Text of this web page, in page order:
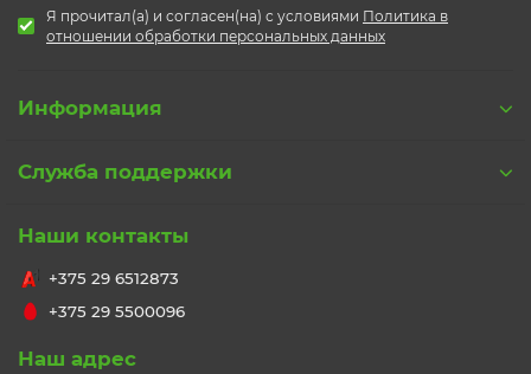
Я прочитал(а) и согласен(на) с условиями Политика в
отношении обработки персональных данных
Информация
Служба поддержки
Наши контакты
+375 29 6512873
+375 29 5500096
Наш адрес